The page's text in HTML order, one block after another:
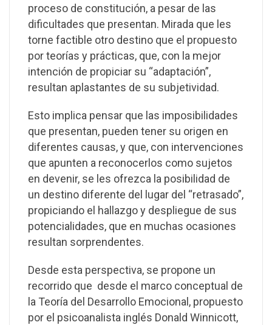
proceso de constitución, a pesar de las
dificultades que presentan. Mirada que les
torne factible otro destino que el propuesto
por teorías y prácticas, que, con la mejor
intención de propiciar su “adaptación”,
resultan aplastantes de su subjetividad.
Esto implica pensar que las imposibilidades
que presentan, pueden tener su origen en
diferentes causas, y que, con intervenciones
que apunten a reconocerlos como sujetos
en devenir, se les ofrezca la posibilidad de
un destino diferente del lugar del “retrasado”,
propiciando el hallazgo y despliegue de sus
potencialidades, que en muchas ocasiones
resultan sorprendentes.
Desde esta perspectiva, se propone un
recorrido que desde el marco conceptual de
la Teoría del Desarrollo Emocional, propuesto
por el psicoanalista inglés Donald Winnicott,